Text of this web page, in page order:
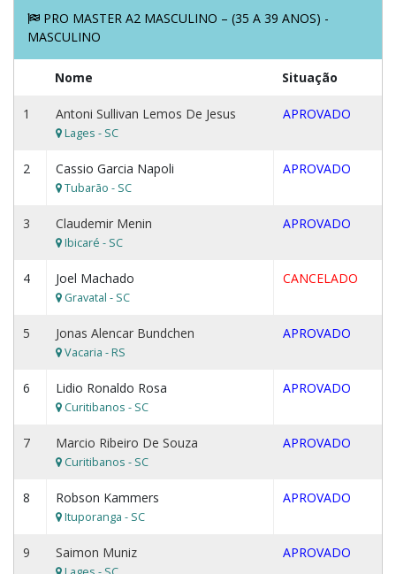
PRO MASTER A2 MASCULINO – (35 A 39 ANOS) -
MASCULINO
Nome Situação
1 Antoni Sullivan Lemos De Jesus
Lages - SC
APROVADO
2 Cassio Garcia Napoli
Tubarão - SC
APROVADO
3 Claudemir Menin
Ibicaré - SC
APROVADO
4 Joel Machado
Gravatal - SC
CANCELADO
5 Jonas Alencar Bundchen
Vacaria - RS
APROVADO
6 Lidio Ronaldo Rosa
Curitibanos - SC
APROVADO
7 Marcio Ribeiro De Souza
Curitibanos - SC
APROVADO
8 Robson Kammers
Ituporanga - SC
APROVADO
9 Saimon Muniz APROVADO